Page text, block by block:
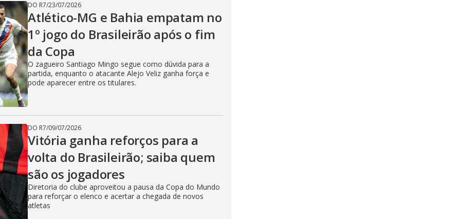
DO R7/23/07/2026
Atlético-MG e Bahia empatam no
1º jogo do Brasileirão após o fim
da Copa
O zagueiro Santiago Mingo segue como dúvida para a
partida, enquanto o atacante Alejo Veliz ganha força e
pode aparecer entre os titulares.
DO R7/09/07/2026
Vitória ganha reforços para a
volta do Brasileirão; saiba quem
são os jogadores
Diretoria do clube aproveitou a pausa da Copa do Mundo
para reforçar o elenco e acertar a chegada de novos
atletas